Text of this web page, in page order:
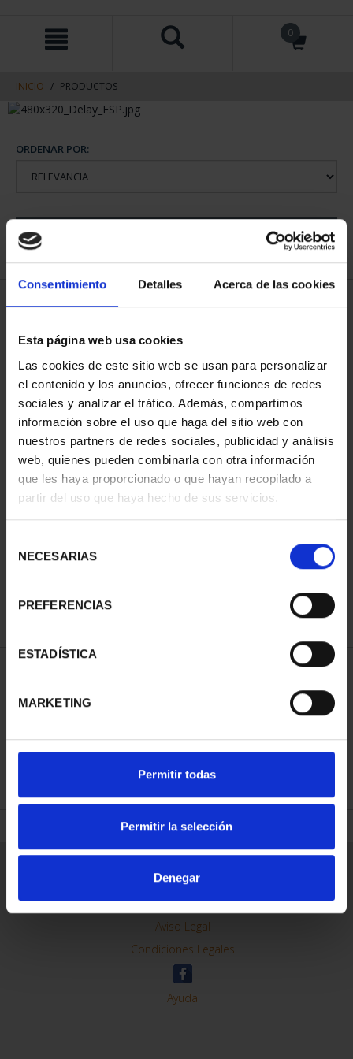
Consentimiento Detalles Acerca de las cookies
Esta página web usa cookies
Las cookies de este sitio web se usan para personalizar
el contenido y los anuncios, ofrecer funciones de redes
sociales y analizar el tráfico. Además, compartimos
información sobre el uso que haga del sitio web con
nuestros partners de redes sociales, publicidad y análisis
web, quienes pueden combinarla con otra información
que les haya proporcionado o que hayan recopilado a
partir del uso que haya hecho de sus servicios.
NECESARIAS
PREFERENCIAS
ESTADÍSTICA
MARKETING
Permitir todas
Permitir la selección
Denegar
contenido
navegacin
0
INICIO PRODUCTOS
ORDENAR POR:
1 Productos encontrados
73,00 €
REFINAR
Contacto
Preguntas Frequentes (FAQs)
Aviso Legal
Condiciones Legales
Ayuda